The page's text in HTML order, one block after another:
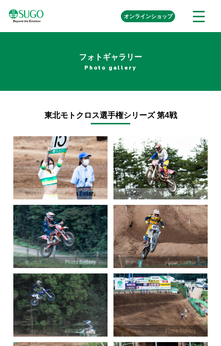
メ
オンラインショップ外
部
フォトギャラリー
Photo gallery
東北モトクロス選手権シリーズ 第4戦